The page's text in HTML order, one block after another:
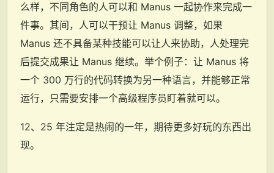
么样，不同角色的人可以和 Manus 一起协作来完成一
件事。其间，人可以干预让 Manus 调整，如果
Manus 还不具备某种技能可以让人来协助，人处理完
后提交成果让 Manus 继续。举个例子：让 Manus 将
一个 300 万行的代码转换为另一种语言，并能够正常
运行，只需要安排一个高级程序员盯着就可以。
12、25 年注定是热闹的一年，期待更多好玩的东西出
现。